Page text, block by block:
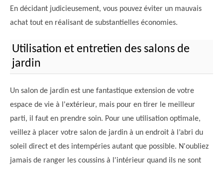
En décidant judicieusement, vous pouvez éviter un mauvais
achat tout en réalisant de substantielles économies.
Utilisation et entretien des salons de
jardin
Un salon de jardin est une fantastique extension de votre
espace de vie à l'extérieur, mais pour en tirer le meilleur
parti, il faut en prendre soin. Pour une utilisation optimale,
veillez à placer votre salon de jardin à un endroit à l’abri du
soleil direct et des intempéries autant que possible. N'oubliez
jamais de ranger les coussins à l'intérieur quand ils ne sont